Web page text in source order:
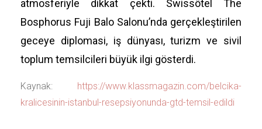
atmosferiyle dikkat çekti. Swissôtel The
Bosphorus Fuji Balo Salonu’nda gerçekleştirilen
geceye diplomasi, iş dünyası, turizm ve sivil
toplum temsilcileri büyük ilgi gösterdi.
Kaynak:
https://www.klassmagazin.com/belcika-
kralicesinin-istanbul-resepsiyonunda-gtd-temsil-edildi